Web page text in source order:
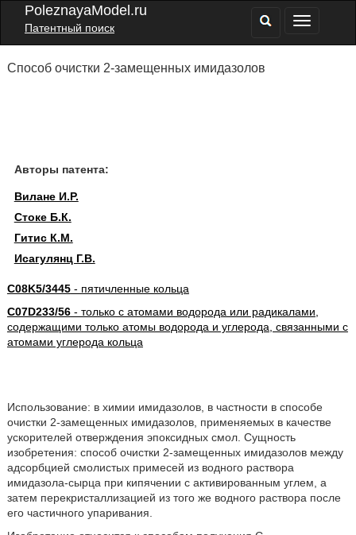
PoleznayaModel.ru
Патентный поиск
Способ очистки 2-замещенных имидазолов
Авторы патента:
Вилане И.Р.
Стоке Б.К.
Гитис К.М.
Исагулянц Г.В.
C08K5/3445- пятичленные кольца
C07D233/56- только с атомами водорода или радикалами,
содержащими только атомы водорода и углерода, связанными с
атомами углерода кольца
Использование: в химии имидазолов, в частности в способе
очистки 2-замещенных имидазолов, применяемых в качестве
ускорителей отверждения эпоксидных смол. Сущность
изобретения: способ очистки 2-замещенных имидазолов между
адсорбцией смолистых примесей из водного раствора
имидазола-сырца при кипячении с активированным углем, а
затем перекристаллизацией из того же водного раствора после
его частичного упаривания.